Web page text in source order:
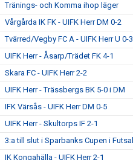
Tränings- och Komma ihop läger
Vårgårda IK FK - UIFK Herr DM 0-2
Tvärred/Vegby FC A - UIFK Herr U 0-3
UIFK Herr - Åsarp/Trädet FK 4-1
Skara FC - UIFK Herr 2-2
UIFK Herr - Trässbergs BK 5-0 i DM
IFK Värsås - UIFK Herr DM 0-5
UIFK Herr - Skultorps IF 2-1
3:a till slut i Sparbanks Cupen i Futsal
IK Kongahälla - UIFK Herr 2-1